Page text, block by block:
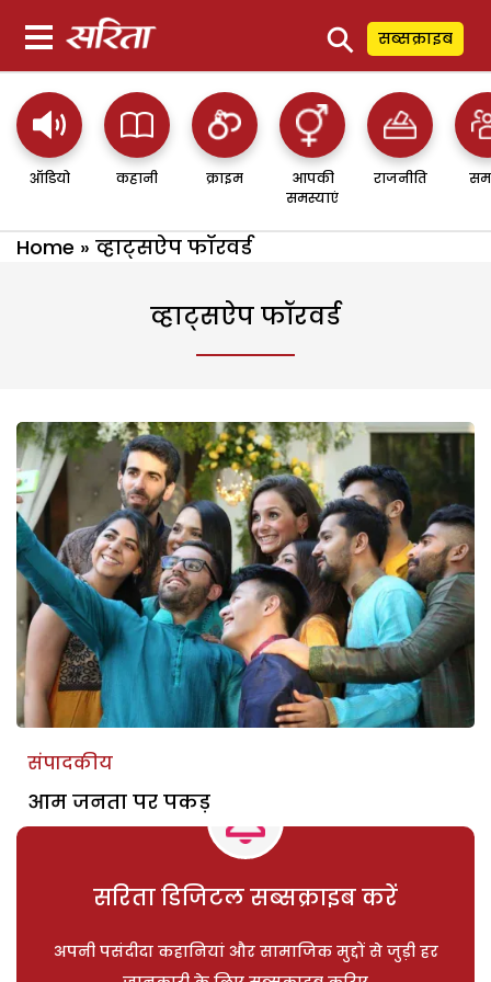
⚲ सब्सक्राइब
ऑडियो कहानी क्राइम
आपकी
समस्याएं
राजनीति
Home » व्हाट्सऐप फॉरवर्ड
व्हाट्सऐप फॉरवर्ड
संपादकीय
आम जनता पर पकड़
सरिता डिजिटल सब्सक्राइब करें
अपनी पसंदीदा कहानियां और सामाजिक मुद्दों से जुड़ी हर